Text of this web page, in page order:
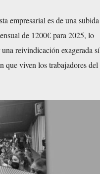
empresarial es de una subida
de 1200€ para 2025, lo
reivindicación exagerada sí
que viven los trabajadores del